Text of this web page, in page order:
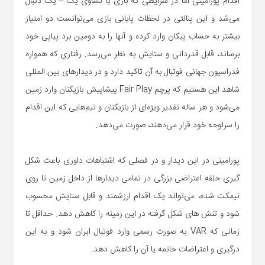
می‌شد و این پنالتی در لحظات پایانی بازی می‌توانست دو امتیاز
بیشتر به حساب پیکان وارد کرده و آنها را به دومین برد پیاپی خود
برساند، قابل قدردانی و ستایش به نظر می‌رسد. رفتاری که همواره
فدراسیون جهانی فوتبال به آن تاکید دارد و در دیدارهای بین المللی
شاهد این هستیم که پرچم Fair Play پیشاپیش بازیکنان وارد زمین
می‌شود و هر ساله تقدیر ویژه‌ای از بازیکنان و تیم‌هایی که این اقدام
را سرلوحه خود قرار می‌دهند، صورت می‌دهد.
پورامینی در این دیدار و در فصلی که اشتباهات داوری باعث شکل
گیری حلقه اعتراضی بزرگی در تمامی دیدارها از داخل زمین تا روی
نیمکت شده، می‌تواند یک اقدام ارزشمند و قابل ستایش محسوب
شود و تنش های شکل گرفته در این زمینه را کاهش دهد. حداقل تا
زمانی که VAR به صورت رسمی وارد فوتبال ایران شود و به این
درگیری و اعتراضات خاتمه یا آن را کاهش دهد.